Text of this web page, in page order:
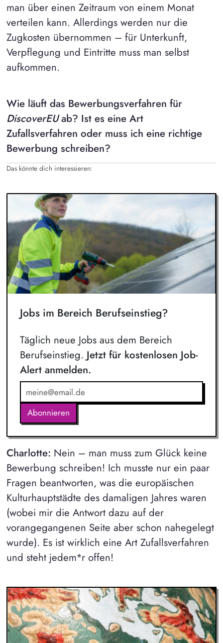
man über einen Zeitraum von einem Monat
verteilen kann. Allerdings werden nur die
Zugkosten übernommen – für Unterkunft,
Verpflegung und Eintritte muss man selbst
aufkommen.
Wie läuft das Bewerbungsverfahren für
DiscoverEUab? Ist es eine Art
Zufallsverfahren oder muss ich eine richtige
Bewerbung schreiben?
Das könnte dich interessieren:
Jobs im Bereich Berufseinstieg?
Täglich neue Jobs aus dem Bereich
Berufseinstieg. Jetzt für kostenlosen Job-
Alert anmelden.
Abonnieren
Charlotte: Nein – man muss zum Glück keine
Bewerbung schreiben! Ich musste nur ein paar
Fragen beantworten, was die europäischen
Kulturhauptstädte des damaligen Jahres waren
(wobei mir die Antwort dazu auf der
vorangegangenen Seite aber schon nahegelegt
wurde). Es ist wirklich eine Art Zufallsverfahren
und steht jedem*r offen!